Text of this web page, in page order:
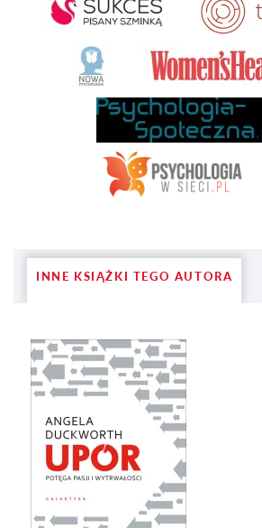
INNE KSIĄŻKI TEGO AUTORA